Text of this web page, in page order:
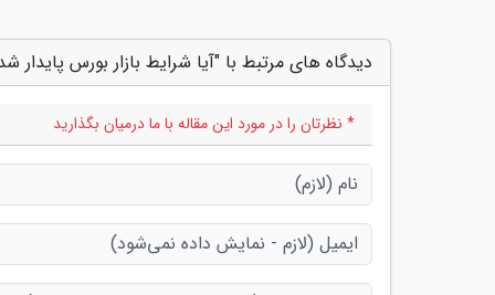
دیدگاه های مرتبط با "آیا شرایط بازار بورس پایدار
* نظرتان را در مورد این مقاله با ما درمیان بگذارید